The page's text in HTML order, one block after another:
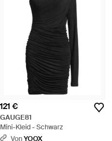
121 €
GAUGE81
Mini-Kleid - Schwarz
VonYOOX